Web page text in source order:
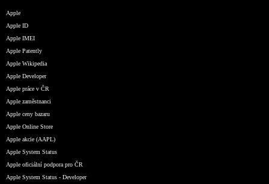
Apple
Apple ID
Apple IMEI
Apple Patently
Apple Wikipedia
Apple Developer
Apple práce v ČR
Apple zaměstnanci
Apple ceny bazaru
Apple Online Store
Apple akcie (AAPL)
Apple System Status
Apple oficiální podpora pro ČR
Apple System Status - Developer